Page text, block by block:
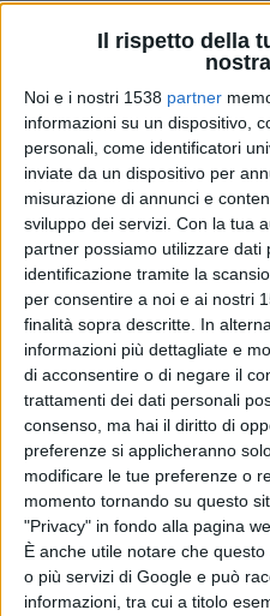
Il rispetto della
Noi e i nostri 1538 partner
informazioni su un dispositivo,
personali, come identificatori
inviate da un dispositivo per
misurazione di annunci e
sviluppo dei servizi. Con la tua
partner possiamo utilizzare dati
identificazione tramite la
per consentire a noi e ai nostri
finalità sopra descritte. In
informazioni più dettagliate e
di acconsentire o di negare il
trattamenti dei dati personali
consenso, ma hai il diritto di
preferenze si applicheranno
modificare le tue preferenze o
momento tornando su questo
"Privacy" in fondo alla pagina
È anche utile notare che
o più servizi di Google e può
informazioni, tra cui a titolo
Tra questa sera/notte e
domani, tuttavia, sistemi
vortice di bassa pressione
estenderanno fin sulle
verificheranno le prime
abbondante intensità.
A seguire, tra martedì e
dall’Europa centro-
raggiungere la nostra
abbassamento dei valori
versante Adriatico. Inoltre,
previste precipitazioni
fenomeni temporaleschi